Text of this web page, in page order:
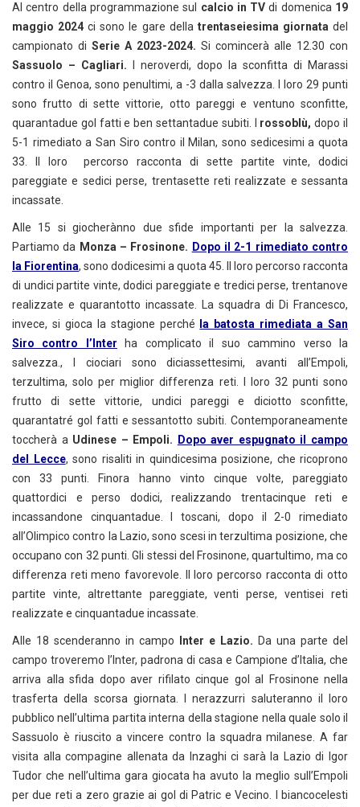
Al centro della programmazione sul calcio in TV di domenica19
maggio 2024ci sono le gare della trentaseiesima giornatadel
campionato di Serie A 2023-2024. Si comincerà alle 12.30 con
Sassuolo – Cagliari. I neroverdi, dopo la sconfitta di Marassi
contro il Genoa, sono penultimi, a -3 dalla salvezza. I loro 29 punti
sono frutto di sette vittorie, otto pareggi e ventuno sconfitte,
quarantadue gol fatti e ben settantadue subiti. I rossoblù,dopo il
5-1 rimediato a San Siro contro il Milan, sono sedicesimi a quota
33. Il loro percorso racconta di sette partite vinte, dodici
pareggiate e sedici perse, trentasette reti realizzate e sessanta
incassate.
Alle 15 si giocherànno due sfide importanti per la salvezza.
Partiamo da Monza – Frosinone. Dopo il 2-1 rimediato contro
la Fiorentina, sono dodicesimi a quota 45. Il loro percorso racconta
di undici partite vinte, dodici pareggiate e tredici perse, trentanove
realizzate e quarantotto incassate. La squadra di Di Francesco,
invece, si gioca la stagione perché
la batosta rimediata a San
Siro contro l’Inter ha complicato il suo cammino verso la
salvezza., I ciociari sono diciassettesimi, avanti all’Empoli,
terzultima, solo per miglior differenza reti. I loro 32 punti sono
frutto di sette vittorie, undici pareggi e diciotto sconfitte,
quarantatré gol fatti e sessantotto subiti. Contemporaneamente
toccherà a Udinese – Empoli.
Dopo aver espugnato il campo
del Lecce, sono risaliti in quindicesima posizione, che ricoprono
con 33 punti. Finora hanno vinto cinque volte, pareggiato
quattordici e perso dodici, realizzando trentacinque reti e
incassandone cinquantadue. I toscani, dopo il 2-0 rimediato
all’Olimpico contro la Lazio, sono scesi in terzultima posizione, che
occupano con 32 punti. Gli stessi del Frosinone, quartultimo, ma co
differenza reti meno favorevole. Il loro percorso racconta di otto
partite vinte, altrettante pareggiate, venti perse, ventisei reti
realizzate e cinquantadue incassate.
Alle 18 scenderanno in campo Inter e Lazio. Da una parte del
campo troveremo l’Inter, padrona di casa e Campione d’Italia, che
arriva alla sfida dopo aver rifilato cinque gol al Frosinone nella
trasferta della scorsa giornata. I nerazzurri saluteranno il loro
pubblico nell’ultima partita interna della stagione nella quale solo il
Sassuolo è riuscito a vincere contro la squadra milanese. A far
visita alla compagine allenata da Inzaghi ci sarà la Lazio di Igor
Tudor che nell’ultima gara giocata ha avuto la meglio sull’Empoli
per due reti a zero grazie ai gol di Patric e Vecino. I biancocelesti